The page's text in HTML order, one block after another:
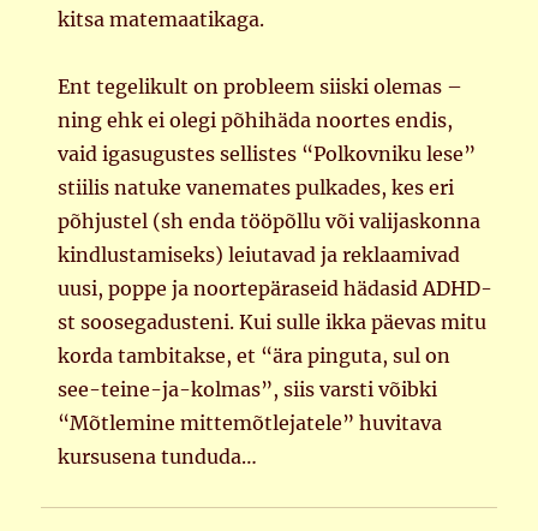
kitsa matemaatikaga.
Ent tegelikult on probleem siiski olemas –
ning ehk ei olegi põhihäda noortes endis,
vaid igasugustes sellistes “Polkovniku lese”
stiilis natuke vanemates pulkades, kes eri
põhjustel (sh enda tööpõllu või valijaskonna
kindlustamiseks) leiutavad ja reklaamivad
uusi, poppe ja noortepäraseid hädasid ADHD-
st soosegadusteni. Kui sulle ikka päevas mitu
korda tambitakse, et “ära pinguta, sul on
see-teine-ja-kolmas”, siis varsti võibki
“Mõtlemine mittemõtlejatele” huvitava
kursusena tunduda…